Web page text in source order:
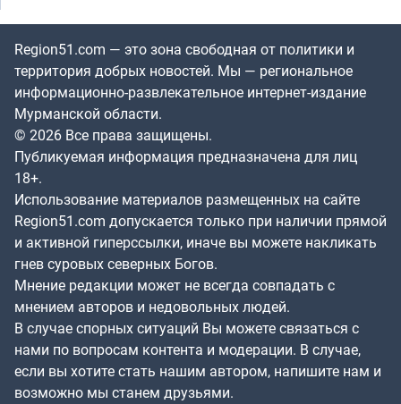
Region51.com — это зона свободная от политики и
территория добрых новостей. Мы — региональное
информационно-развлекательное интернет-издание
Мурманской области.
© 2026 Все права защищены.
Публикуемая информация предназначена для лиц
18+.
Использование материалов размещенных на сайте
Region51.com допускается только при наличии прямой
и активной гиперссылки, иначе вы можете накликать
гнев суровых северных Богов.
Мнение редакции может не всегда совпадать с
мнением авторов и недовольных людей.
В случае спорных ситуаций Вы можете связаться с
нами по вопросам контента и модерации. В случае,
если вы хотите стать нашим автором, напишите нам и
возможно мы станем друзьями.